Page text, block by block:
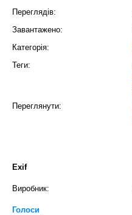
Переглядів:
Завантажено:
Категорія:
Теги:
Переглянути:
Exif
Виробник:
Голоси